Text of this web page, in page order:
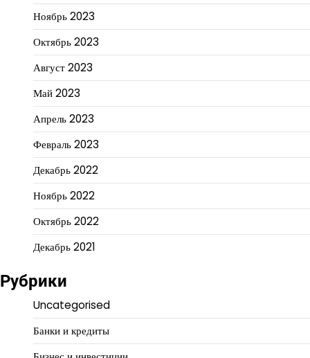
Ноябрь 2023
Октябрь 2023
Август 2023
Май 2023
Апрель 2023
Февраль 2023
Декабрь 2022
Ноябрь 2022
Октябрь 2022
Декабрь 2021
Рубрики
Uncategorised
Банки и кредиты